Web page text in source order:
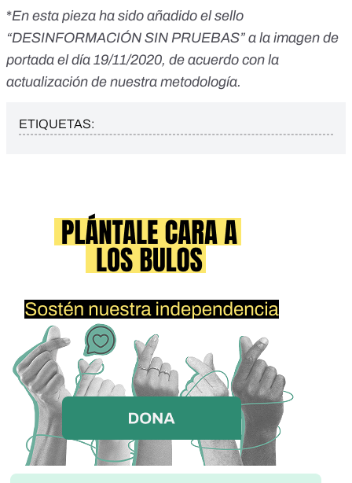
*En esta pieza ha sido añadido el sello
“DESINFORMACIÓN SIN PRUEBAS” a la imagen de
portada el día 19/11/2020, de acuerdo con la
actualización de nuestra metodología.
ETIQUETAS: